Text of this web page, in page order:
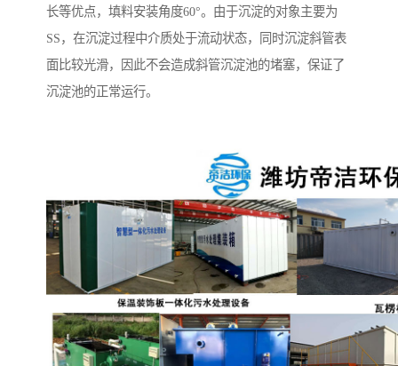
长等优点，填料安装角度60°。由于沉淀的对象主要为
SS，在沉淀过程中介质处于流动状态，同时沉淀斜管表
面比较光滑，因此不会造成斜管沉淀池的堵塞，保证了
沉淀池的正常运行。